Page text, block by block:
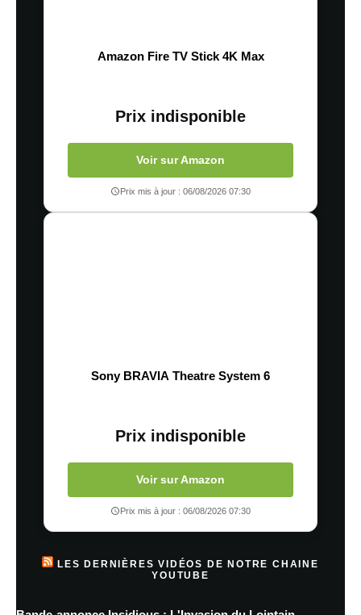
Amazon Fire TV Stick 4K Max
Prix indisponible
Voir sur Amazon
Prix mis à jour : 06/08/2026 07:30
Sony BRAVIA Theatre System 6
Prix indisponible
Voir sur Amazon
Prix mis à jour : 06/08/2026 07:30
LES DERNIÈRES VIDÉOS DE NOTRE CHAINE
YOUTUBE